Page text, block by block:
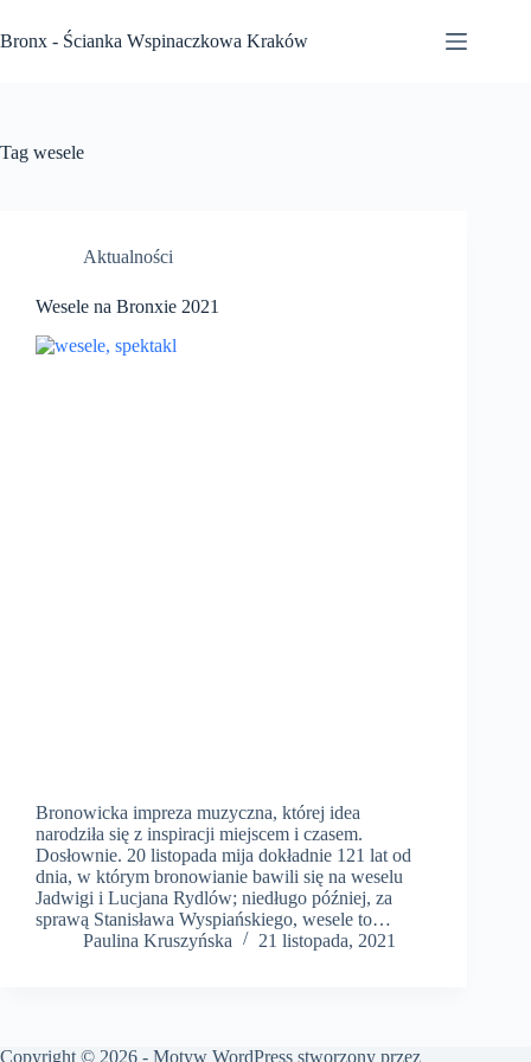
do
treści
Bronx - Ścianka Wspinaczkowa Kraków
Tag wesele
Aktualności
Wesele na Bronxie 2021
Bronowicka impreza muzyczna, której idea
narodziła się z inspiracji miejscem i czasem.
Dosłownie. 20 listopada mija dokładnie 121 lat od
dnia, w którym bronowianie bawili się na weselu
Jadwigi i Lucjana Rydlów; niedługo później, za
sprawą Stanisława Wyspiańskiego, wesele to…
Paulina Kruszyńska
21 listopada, 2021
Copyright © 2026 - Motyw WordPress stworzony przez